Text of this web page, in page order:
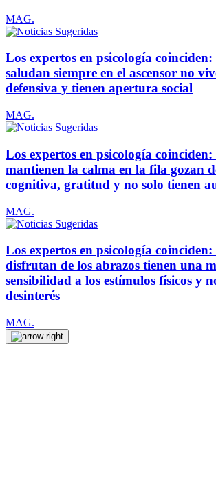
MAG.
Los expertos en psicología coinciden:
saludan siempre en el ascensor no
defensiva y tienen apertura social
MAG.
Los expertos en psicología coinciden:
mantienen la calma en la fila gozan
cognitiva, gratitud y no solo tienen
MAG.
Los expertos en psicología coinciden:
disfrutan de los abrazos tienen una
sensibilidad a los estímulos físicos y
desinterés
MAG.